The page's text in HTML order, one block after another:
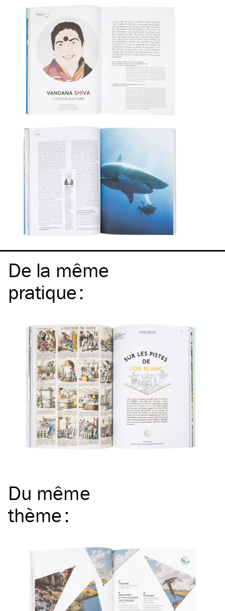
De la même
pratique:
Du même
thème: